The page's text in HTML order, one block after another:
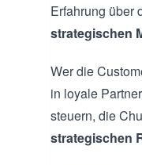
Erfahrung über
strategischen
Wer die
in loyale
steuern, die
strategischen